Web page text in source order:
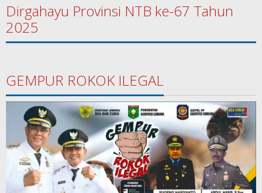
Dirgahayu Provinsi NTB ke-67 Tahun
2025
GEMPUR ROKOK ILEGAL